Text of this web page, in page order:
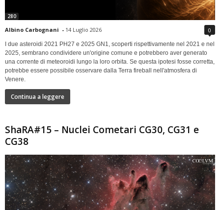
280
Albino Carbognani - 14 Luglio 2026 0
I due asteroidi 2021 PH27 e 2025 GN1, scoperti rispettivamente nel 2021 e nel
2025, sembrano condividere un'origine comune e potrebbero aver generato
una corrente di meteoroidi lungo la loro orbita. Se questa ipotesi fosse corretta,
potrebbe essere possibile osservare dalla Terra fireball nell'atmosfera di
Venere.
Continua a leggere
ShaRA#15 – Nuclei Cometari CG30, CG31 e
CG38